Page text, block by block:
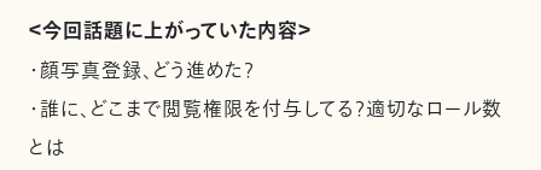
＜今回話題に上がっていた内容＞
・顔写真登録、どう進めた？
・誰に、どこまで閲覧権限を付与してる？適切なロール数
とは